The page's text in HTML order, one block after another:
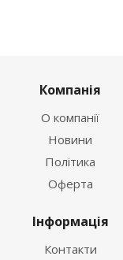
Компанія
О компанії
Новини
Політика
Оферта
Інформація
Контакти